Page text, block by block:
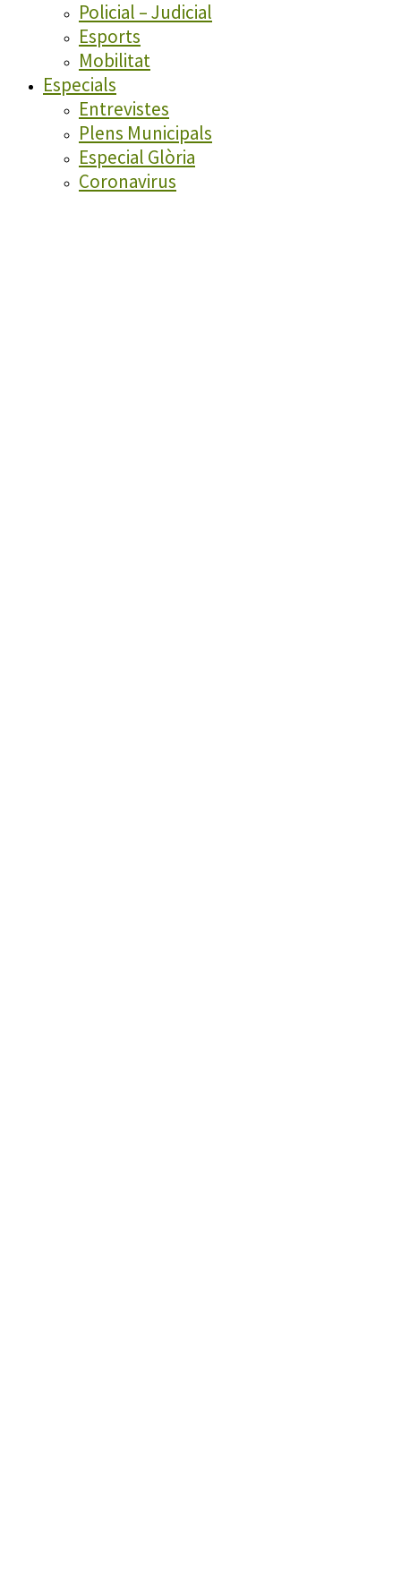
Policial – Judicial
Esports
Mobilitat
Especials
Entrevistes
Plens Municipals
Especial Glòria
Coronavirus